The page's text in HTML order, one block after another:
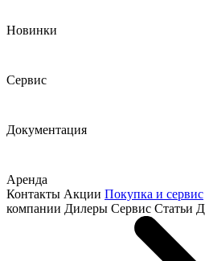
Новинки
Сервис
Документация
Аренда
Контакты Акции Покупка и сервис
компании Дилеры Сервис Статьи